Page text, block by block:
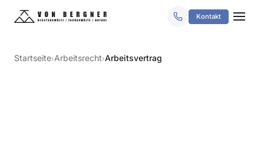
Kontakt
Startseite›Arbeitsrecht›Arbeitsvertrag